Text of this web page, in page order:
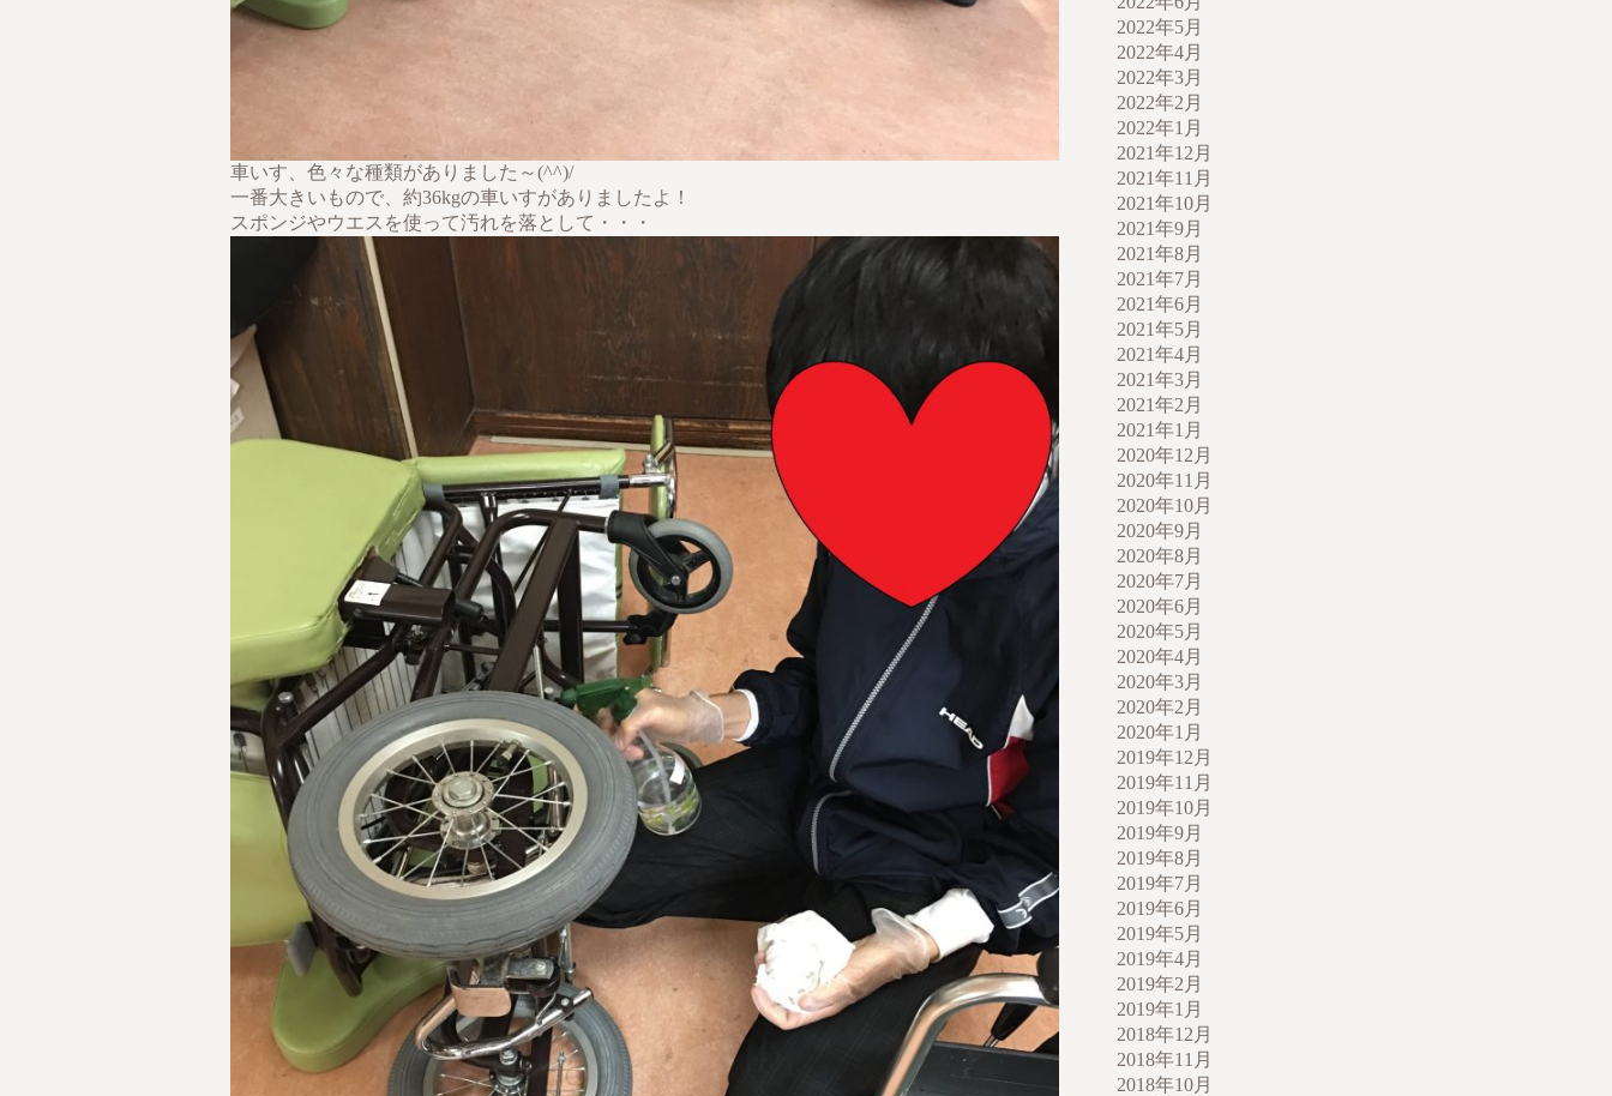
車いす、色々な種類がありました～(^^)/
一番大きいもので、約36kgの車いすがありましたよ！
スポンジやウエスを使って汚れを落として・・・
2022年5月
2022年4月
2022年3月
2022年2月
2022年1月
2021年12月
2021年11月
2021年10月
2021年9月
2021年8月
2021年7月
2021年6月
2021年5月
2021年4月
2021年3月
2021年2月
2021年1月
2020年12月
2020年11月
2020年10月
2020年9月
2020年8月
2020年7月
2020年6月
2020年5月
2020年4月
2020年3月
2020年2月
2020年1月
2019年12月
2019年11月
2019年10月
2019年9月
2019年8月
2019年7月
2019年6月
2019年5月
2019年4月
2019年2月
2019年1月
2018年12月
2018年11月
2018年10月